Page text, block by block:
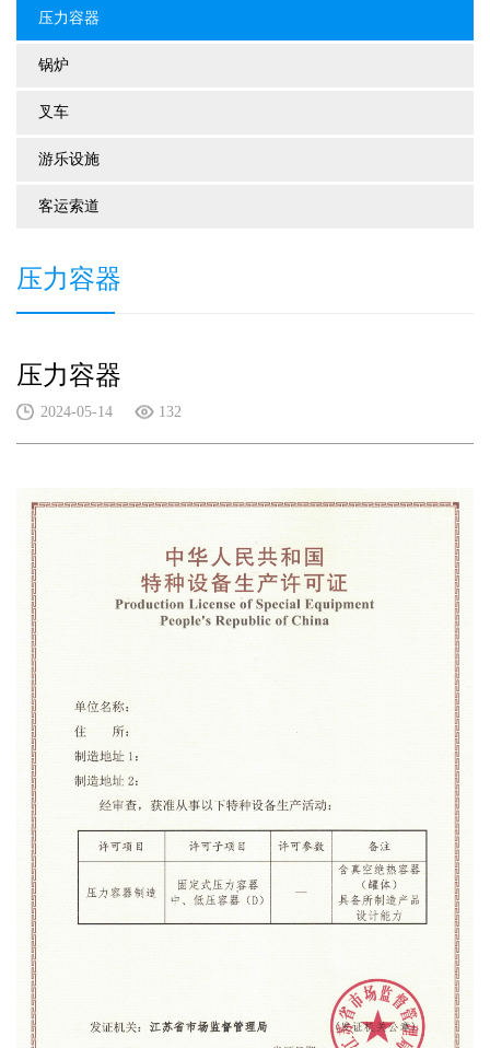
压力容器
锅炉
叉车
游乐设施
客运索道
压力容器
压力容器
2024-05-14 132